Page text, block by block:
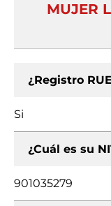
MUJER
¿Registro
Si
¿Cuál es su
901035279